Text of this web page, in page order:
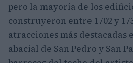
pero la mayoría de los
construyeron entre 1702 y
atracciones más destacadas
abacial de San Pedro y San